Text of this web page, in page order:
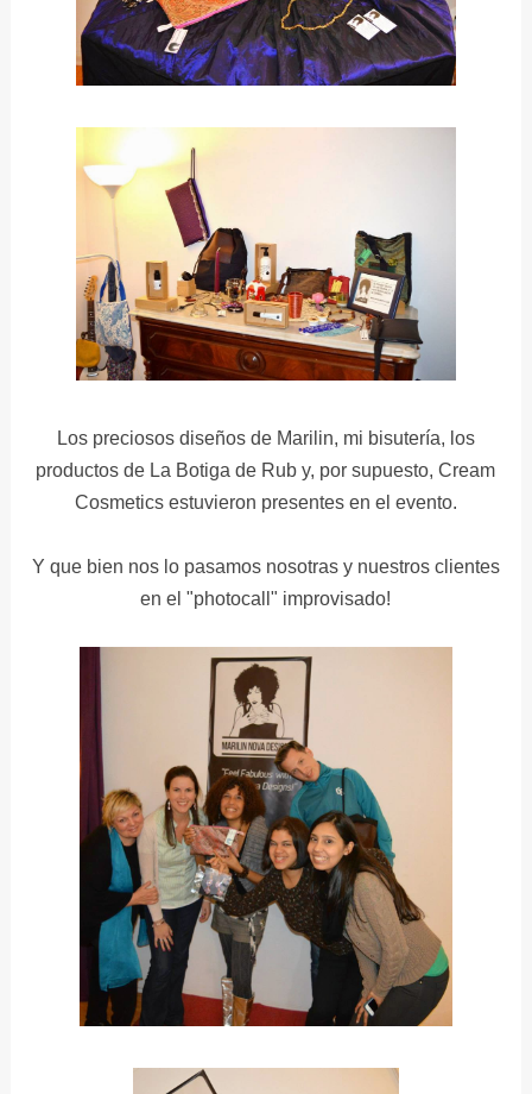
Los preciosos diseños de Marilin, mi bisutería, los
productos de La Botiga de Rub y, por supuesto, Cream
Cosmetics estuvieron presentes en el evento.
Y que bien nos lo pasamos nosotras y nuestros clientes
en el "photocall" improvisado!